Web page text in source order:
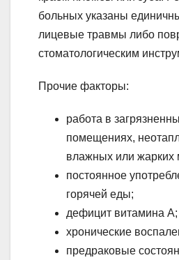
больных указаны
лицевые травмы либо
стоматологическим
Прочие факторы:
работа в
помещениях,
влажных или жарких
постоянное
горячей еды;
дефицит витамина А;
хронические
предраковые